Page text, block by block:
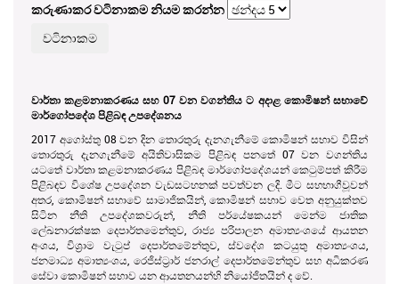
කරුණාකර වටිනාකම නියම කරන්න
වාර්තා කළමනාකරණය සහ 07 වන වගන්තිය ට අදාළ කොමිෂන් සභාවේ
මාර්ගෝපදේශ පිළිබඳ උපදේශනය
2017 අගෝස්තු 08 වන දින තොරතුරු දැනගැනීමේ කොමිෂන් සභාව විසින්
තොරතුරු දැනගැනීමේ අයිතිවාසිකම පිළිබඳ පනතේ 07 වන වගන්තිය
යටතේ වාර්තා කළමනාකරණය පිළිබඳ මාර්ගෝපදේශයන් කෙටුම්පත් කිරීම
පිළිබඳව විශේෂ උපදේශන වැඩසටහනක් පවත්වන ලදි. මීට සහභාගීවූවන්
අතර, කොමිෂන් සභාවේ සාමාජිකයින්, කොමිෂන් සභාව වෙත අනුයුක්තව
සිටින නීති උපදේශකවරුන්, නීති පර්යේෂකයන් මෙන්ම ජාතික
ලේඛනාරක්ෂක දෙපාර්තමෙන්තුව, රාජ්‍ය පරිපාලන අමාත්‍යංශයේ ආයතන
අංශය, විශ්‍රාම වැටුප් දෙපාර්තමේන්තුව, ස්වදේශ කටයුතු අමාත්‍යංශය,
ජනමාධ්‍ය අමාත්‍යංශය, රෙජිස්ට්‍රාර් ජනරාල් දෙපාර්තමේන්තුව සහ අධිකරණ
සේවා කොමිෂන් සභාව යන ආයතනයන්හි නියෝජිතයින් ද වේ.